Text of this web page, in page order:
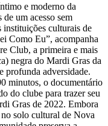
e moderno da
um acesso sem
instituições culturais de
Como Eu”, acompanha
Club, a primeira e mais
negra do Mardi Gras da
profunda adversidade.
minutos, o documentário
do clube para trazer seu
Gras de 2022. Embora
solo cultural de Nova